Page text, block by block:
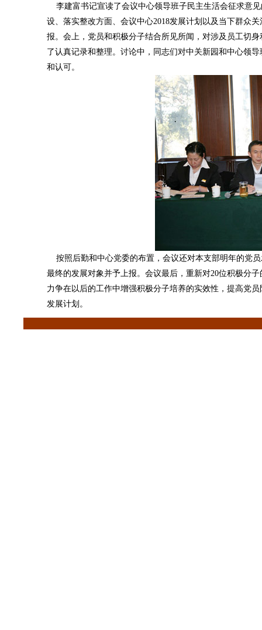
李建富书记宣读了会议中心领导班子民主生活会征求意
设、落实整改方面、会议中心2018发展计划以及当下群众
报。会上，党员和积极分子结合所见所闻，对涉及员工切
了认真记录和整理。讨论中，同志们对中关新园和中心领
和认可。
按照后勤和中心党委的布置，会议还对本支部明年的党
最终的发展对象并予上报。会议最后，重新对20位积极分
力争在以后的工作中增强积极分子培养的实效性，提高党
发展计划。